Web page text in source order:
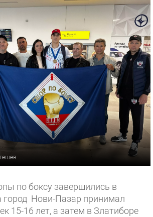
по боксу завершились в
город Нови-Пазар принимал
15-16 лет, а затем в Златиборе